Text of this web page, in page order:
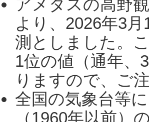
アメダスの高野
より、2026年3
測としました。
1位の値（通年、
りますので、ご
全国の気象台等
（1960年以前）